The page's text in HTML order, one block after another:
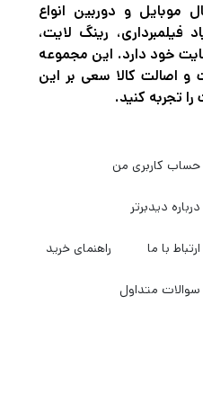
مشغول به
این که بتوانید عکس
و فیلمبرداری دارید.
دوربین عکاسی و
گیمبال
کنید به
موبایل و دوربین انواع
فیلمبرداری، رینگ لایت،
سایت خود دارد. این مجموعه
و اصالت کالا سعی بر این
تجربه کنید.
حساب کاربری من
درباره دیدبرتر
ارتباط با ما راهنمای خرید
سوالات متداول